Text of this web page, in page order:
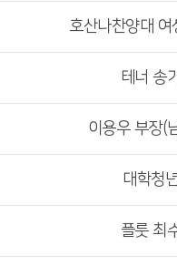
호산나찬양대
테너 송
이용우 부장(
대학청
플룻 최